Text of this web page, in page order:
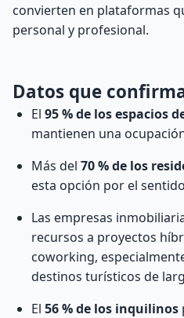
convierten en plataformas
personal y profesional.
Datos que
El 95 % de los espacios
mantienen una
Más del 70 % de los
esta opción por el
Las empresas
recursos a proyectos
coworking,
destinos turísticos de
El 56 % de los inquilinos